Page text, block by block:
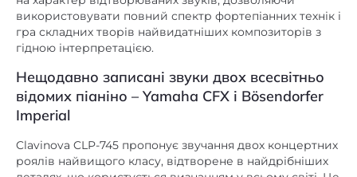
гідною інтерпретацією.
Нещодавно записані звуки двох всесвітньо
відомих піаніно – Yamaha CFX і Bösendorfer
Imperial
Clavinova CLP-745 пропонує звучання двох концертних
роялів найвищого класу, відтворене в найдрібніших
деталях, що користується визнанням у всьому світі. Це
Yamaha CFX, флагманська концертна модель бренду
Yamaha, і легендарний Bӧsendorfer Imperial. Їхні звуки